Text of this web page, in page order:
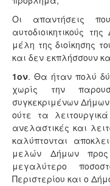
Οι απαντήσεις
αυτοδιοικητικούς
μέλη της διοίκησης
και δεν εκπλήσσουν
1ον. Θα ήταν πολύ
χωρίς την
συγκεκριμένων
ούτε τα
ανελαστικές και
καλύπτονται
μελών Δήμων
μεγαλύτερο
Περιστερίου και ο